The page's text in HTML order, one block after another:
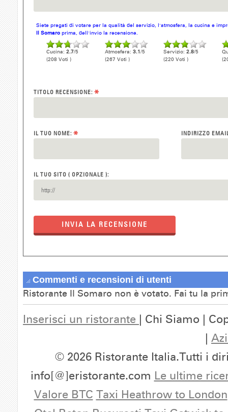
Siete pregati di votare per la qualità del servizio, l'atmosfera, la cucina e
Il Somaro prima, dell'invio la recensione.
Cucina: 2.7/5
(208 Voti )
Atmosfera: 3.1/5
(267 Voti )
Servizio: 2.8/5
(220 Voti )
TITOLO RECENSIONE: *
IL TUO NOME: * INDIRIZZO
IL TUO SITO ( OPZIONALE ):
INVIA LA RECENSIONE
Commenti e recensioni di utenti
Ristorante Il Somaro non è votato. Fai tu la
Inserisci un ristorante | Chi Siamo |
|
© 2026 Ristorante Italia.Tutti i
info[@]eristorante.com Le ultime
Valore BTC Taxi Heathrow to London